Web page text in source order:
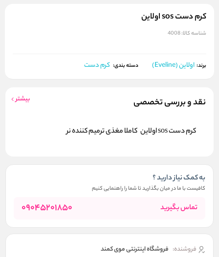
کرم دست sos اولاین
شناسه کالا:4008
برند: اولاین (Eveline) دسته بندی: کرم دست
نقد و بررسی تخصصی بیشتر
کرم دست sos اولاین کاملا مغذی ترمیم کننده نر
به کمک نیاز دارید ؟
کافیست با ما در میان بگذارید تا شما را راهنمایی کنیم
تماس بگیرید 09045201850
فروشنده: فروشگاه اینترنتی موی کمند